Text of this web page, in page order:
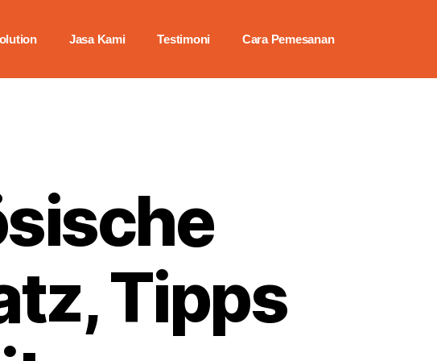
Jasa Kami Testimoni Cara Pemesanan
Tipps